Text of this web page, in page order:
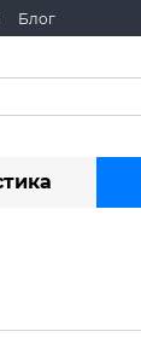
Блог